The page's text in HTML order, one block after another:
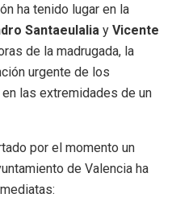
ha tenido lugar en la
Santaeulalia y Vicente
de la madrugada, la
urgente de los
las extremidades de un
por el momento un
de Valencia ha